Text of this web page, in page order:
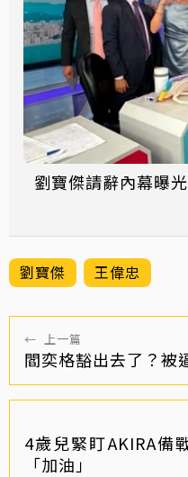
劉寶傑請辭內幕曝
劉寶傑 王偉忠
← 上一篇
閻奕格豁出去了？被
4歲兒緊盯AKIRA備
「加油」